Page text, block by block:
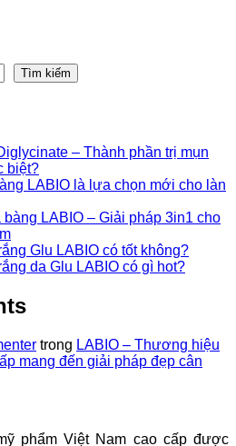
Tìm kiếm
– Thành phần trị mụn
biệt?
LABIO là lựa chọn mới cho làn
LABIO – Giải pháp 3in1 cho
Glu LABIO có tốt không?
da Glu LABIO có gì hot?
trong LABIO – Thương hiệu
mang đến giải pháp đẹp cân
phẩm Việt Nam cao cấp được